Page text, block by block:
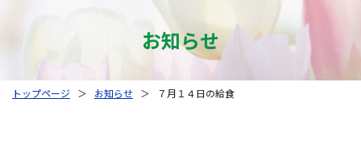
お知らせ
トップページ ＞ お知らせ ＞ ７月１４日の給食